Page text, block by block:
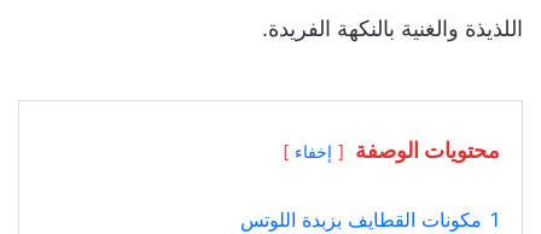
اللذيذة والغنية بالنكهة الفريدة.
محتويات الوصفة إخفاء
1 مكونات القطايف بزبدة اللوتس